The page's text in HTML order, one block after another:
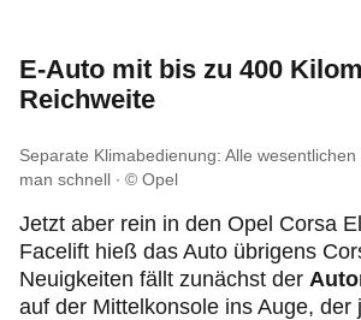
E-Auto mit bis zu 400
Reichweite
Separate Klimabedienung: Alle
man schnell
© Opel
Jetzt aber rein in den Opel Corsa
Facelift hieß das Auto übrigens
Neuigkeiten fällt zunächst der
auf der Mittelkonsole ins Auge, der